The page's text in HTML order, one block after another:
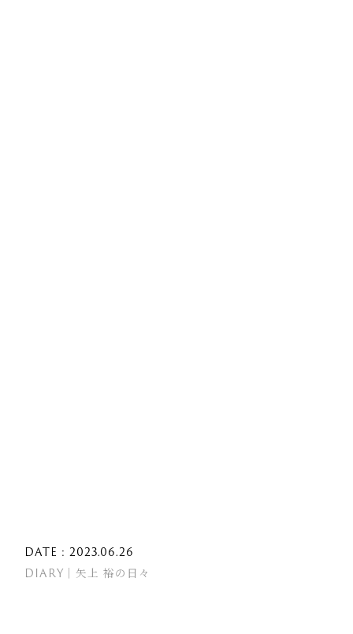
DATE : 2023.06.26
DIARY｜矢上 裕の日々